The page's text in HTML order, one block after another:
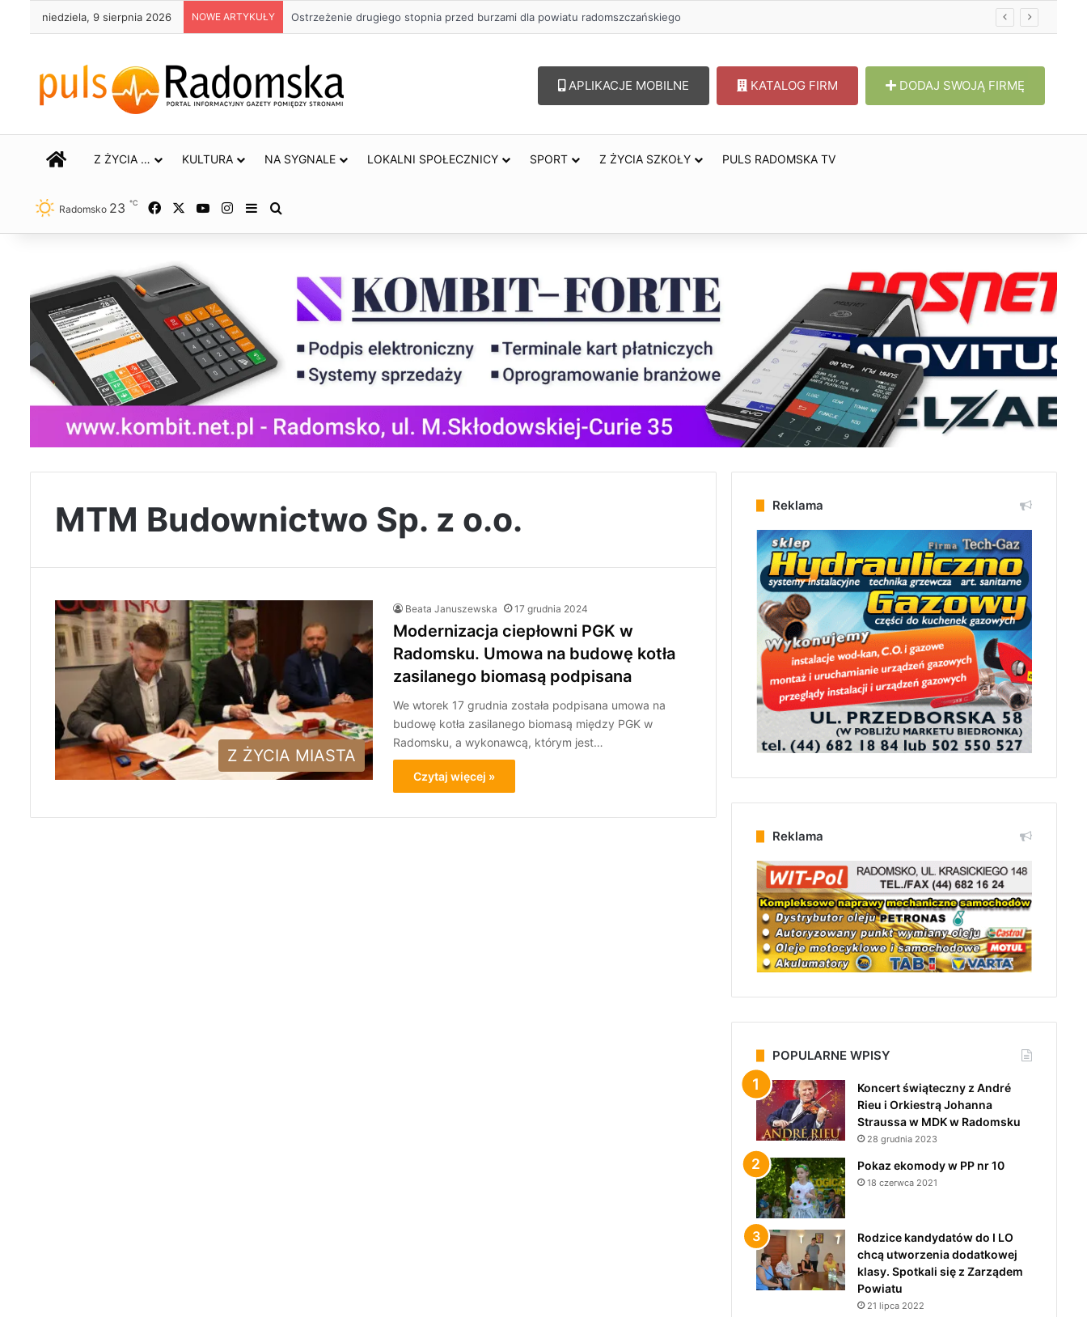
niedziela, 9 sierpnia 2026 NOWE ARTYKUŁY Ostrzeżenie drugiego stopnia przed burzami dla powiatu radomszczańskiego
APLIKACJE MOBILNE KATALOG FIRM DODAJ SWOJĄ FIRMĘ
STRONA GŁÓWNA
Z ŻYCIA … KULTURA NA SYGNALE LOKALNI SPOŁECZNICY SPORT Z ŻYCIA SZKOŁY PULS RADOMSKA TV
Radomsko 23 ℃ Facebook YouTubeInstagram
Sidebar
MTM Budownictwo Sp. z o.o.
Z ŻYCIA MIASTA
Beata Januszewska 17 grudnia 2024
Modernizacja ciepłowni PGK w
Radomsku. Umowa na budowę kotła
zasilanego biomasą podpisana
We wtorek 17 grudnia została podpisana umowa na
budowę kotła zasilanego biomasą między PGK w
Radomsku, a wykonawcą, którym jest…
Czytaj więcej »
Reklama
Reklama
POPULARNE WPISY
Koncert świąteczny z André
Rieu i Orkiestrą Johanna
Straussa w MDK w Radomsku
28 grudnia 2023
Pokaz ekomody w PP nr 10
18 czerwca 2021
Rodzice kandydatów do I LO
chcą utworzenia dodatkowej
klasy. Spotkali się z Zarządem
Powiatu
21 lipca 2022